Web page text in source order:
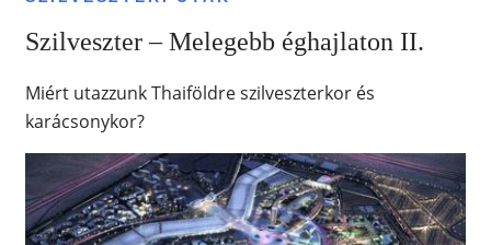
Szilveszter – Melegebb éghajlaton II.
Miért utazzunk Thaiföldre szilveszterkor és
karácsonykor?